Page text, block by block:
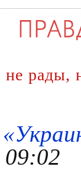
рады,
09:02